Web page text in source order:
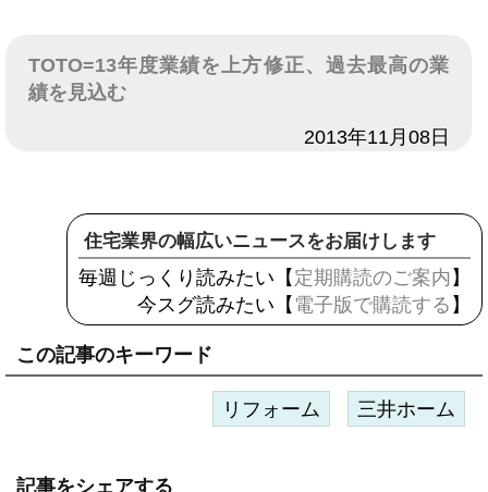
TOTO=13年度業績を上方修正、過去最高の業
績を見込む
2013年11月08日
住宅業界の幅広いニュースをお届けします
毎週じっくり読みたい【 定期購読のご案内 】
今スグ読みたい【 電子版で購読する 】
この記事のキーワード
リフォーム 三井ホーム
記事をシェアする